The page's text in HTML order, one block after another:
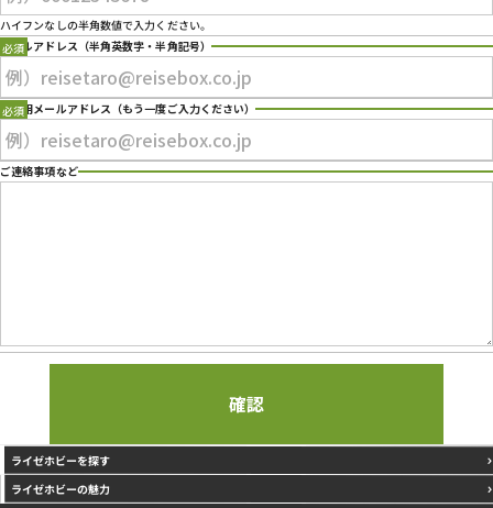
ハイフンなしの半角数値で入力ください。
メールアドレス （半角英数字・半角記号）
確認用メールアドレス （もう一度ご入力ください）
ご連絡事項など
ライゼホビーを探す
ライゼホビーの魅力